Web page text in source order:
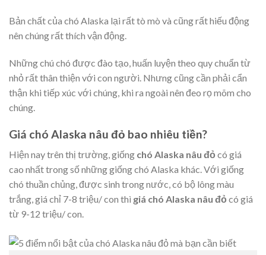
Bản chất của chó Alaska lại rất tò mò và cũng rất hiếu động
nên chúng rất thích vận động.
Những chú chó được đào tạo, huấn luyện theo quy chuẩn từ
nhỏ rất thân thiện với con người. Nhưng cũng cần phải cẩn
thận khi tiếp xúc với chúng, khi ra ngoài nên đeo rọ mõm cho
chúng.
Giá chó Alaska nâu đỏ bao nhiêu tiền?
Hiện nay trên thị trường, giống chó Alaska nâu đỏ có giá
cao nhất trong số những giống chó Alaska khác. Với giống
chó thuần chủng, được sinh trong nước, có bộ lông màu
trắng, giá chỉ 7-8 triệu/ con thì giá chó Alaska nâu đỏ có giá
từ 9-12 triệu/ con.